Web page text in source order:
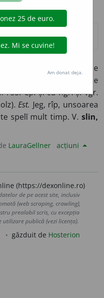
murdărie
cleĭ de
755. Cp. și cu ngr. și vgr.
Est. Jeg, rîp, unsoarea
spelĭ mult timp. V. slin,
LauraGellner acțiuni
(https://dexonline.ro)
de pe acest site, inclusiv
(web scraping, crawling),
prealabil scris, cu excepția
publică (vezi licența).
găzduit de Hosterion
Am donat deja.